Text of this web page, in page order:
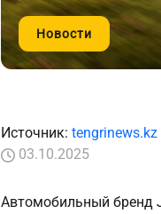
Новости
Источник: tengrinews.kz
03.10.2025
Автомобильный бренд